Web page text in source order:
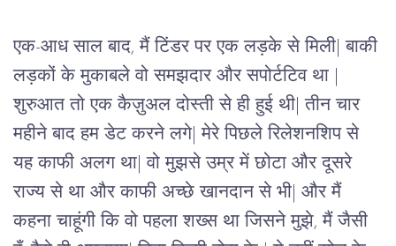
एक-आध साल बाद, मैं टिंडर पर एक लड़के से मिली| बाकी
लड़कों के मुकाबले वो समझदार और सपोर्टटिव था |
शुरुआत तो एक कैज़ुअल दोस्ती से ही हुई थी| तीन चार
महीने बाद हम डेट करने लगे| मेरे पिछले रिलेशनशिप से
यह काफी अलग था| वो मुझसे उम्र में छोटा और दूसरे
राज्य से था और काफी अच्छे खानदान से भी| और मैं
कहना चाहूंगी कि वो पहला शख्स था जिसने मुझे, मैं जैसी